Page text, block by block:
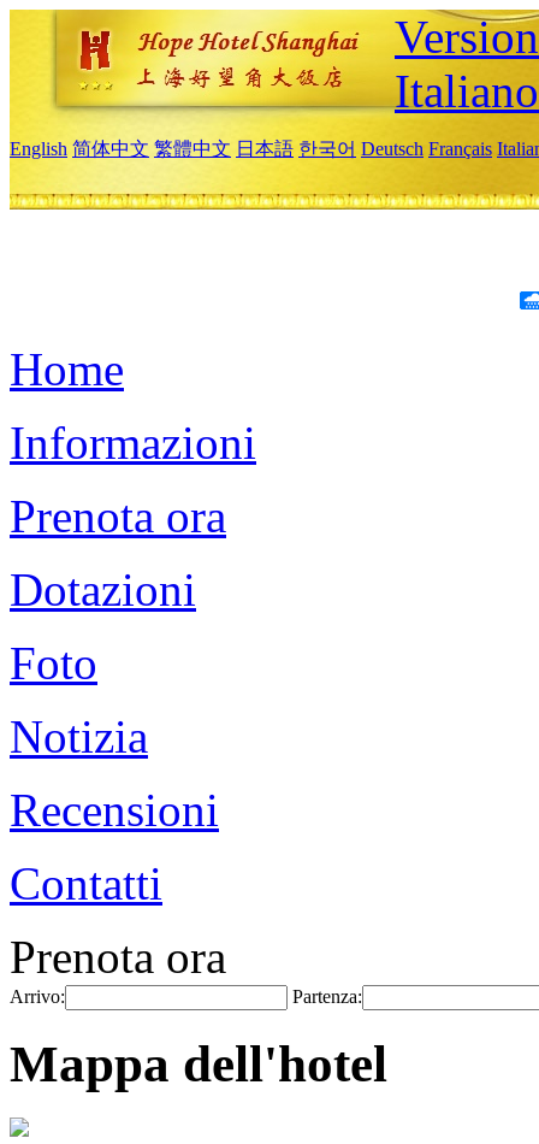
Italiano
English 简体中文 繁體中文 日本語 한국어 Deutsch Français
Home
Informazioni
Prenota ora
Dotazioni
Foto
Notizia
Recensioni
Contatti
Prenota ora
Arrivo: Partenza:
Mappa dell'hotel